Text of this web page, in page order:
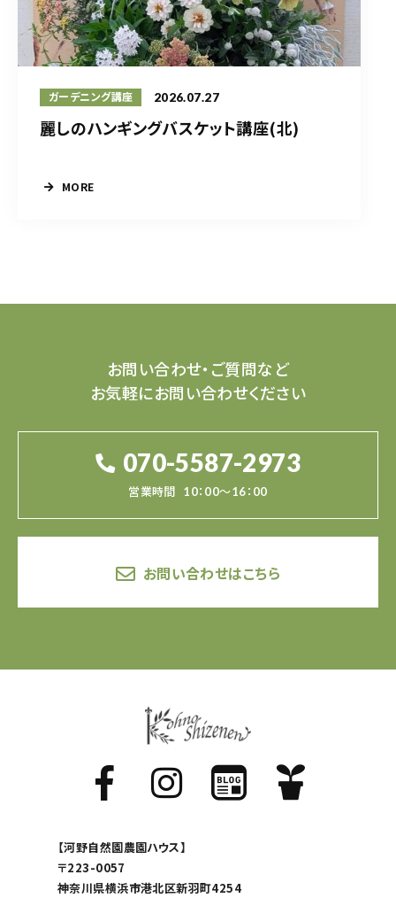
ガーデニング講座 2026.07.27
麗しのハンギングバスケット講座(北)
MORE
お問い合わせ・ご質問など
お気軽にお問い合わせください
070-5587-2973
営業時間 10：00～16：00
お問い合わせはこちら
【河野自然園農園ハウス】
〒223-0057
神奈川県横浜市港北区新羽町4254